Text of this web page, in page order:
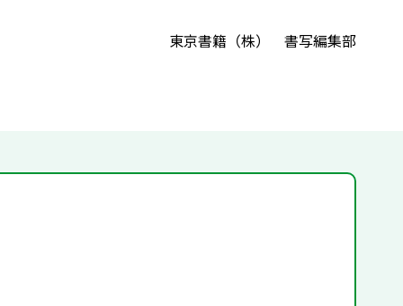
東京書籍（株） 書写編集部